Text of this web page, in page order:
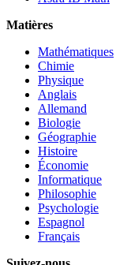
Matières
Mathématiques
Chimie
Physique
Anglais
Allemand
Biologie
Géographie
Histoire
Économie
Informatique
Philosophie
Psychologie
Espagnol
Français